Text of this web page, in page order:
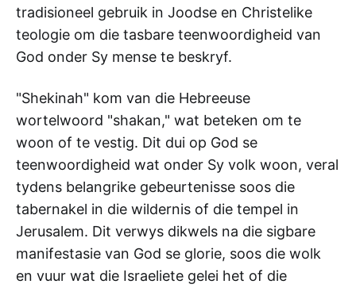
tradisioneel gebruik in Joodse en Christelike
teologie om die tasbare teenwoordigheid van
God onder Sy mense te beskryf.
"Shekinah" kom van die Hebreeuse
wortelwoord "shakan," wat beteken om te
woon of te vestig. Dit dui op God se
teenwoordigheid wat onder Sy volk woon, veral
tydens belangrike gebeurtenisse soos die
tabernakel in die wildernis of die tempel in
Jerusalem. Dit verwys dikwels na die sigbare
manifestasie van God se glorie, soos die wolk
en vuur wat die Israeliete gelei het of die